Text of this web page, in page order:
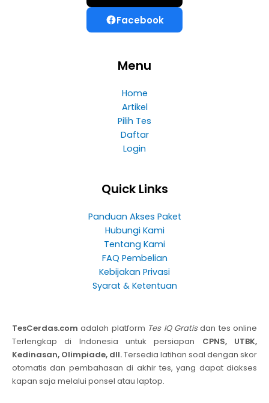
Facebook
Menu
Home
Artikel
Pilih Tes
Daftar
Login
Quick Links
Panduan Akses Paket
Hubungi Kami
Tentang Kami
FAQ Pembelian
Kebijakan Privasi
Syarat & Ketentuan
TesCerdas.com adalah platform Tes IQ Gratisdan tes online
Terlengkap di Indonesia untuk persiapan CPNS, UTBK,
Kedinasan, Olimpiade, dll.Tersedia latihan soal dengan skor
otomatis dan pembahasan di akhir tes, yang dapat diakses
kapan saja melalui ponsel atau laptop.